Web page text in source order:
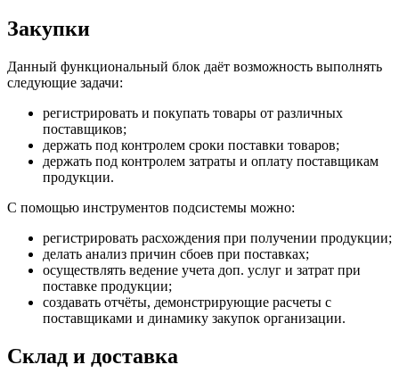
Закупки
Данный функциональный блок даёт возможность выполнять
следующие задачи:
регистрировать и покупать товары от различных
поставщиков;
держать под контролем сроки поставки товаров;
держать под контролем затраты и оплату поставщикам
продукции.
С помощью инструментов подсистемы можно:
регистрировать расхождения при получении продукции;
делать анализ причин сбоев при поставках;
осуществлять ведение учета доп. услуг и затрат при
поставке продукции;
создавать отчёты, демонстрирующие расчеты с
поставщиками и динамику закупок организации.
Склад и доставка